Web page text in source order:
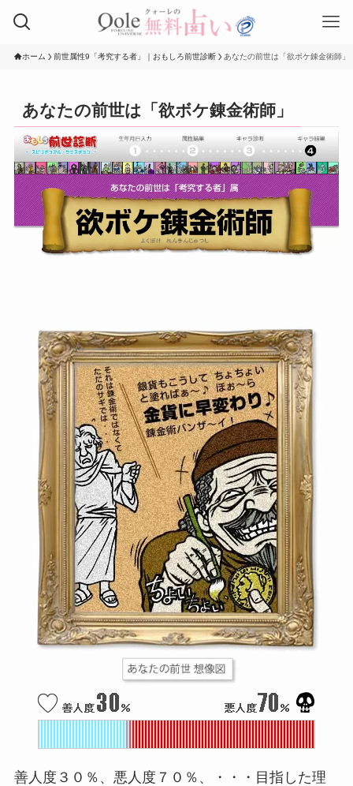
ホーム 前世属性9「考究する者」｜おもしろ前世診断 あなたの前世は「欲ボケ錬金術師」
あなたの前世は「欲ボケ錬金術師」
善人度３０％、悪人度７０％、・・・目指した理